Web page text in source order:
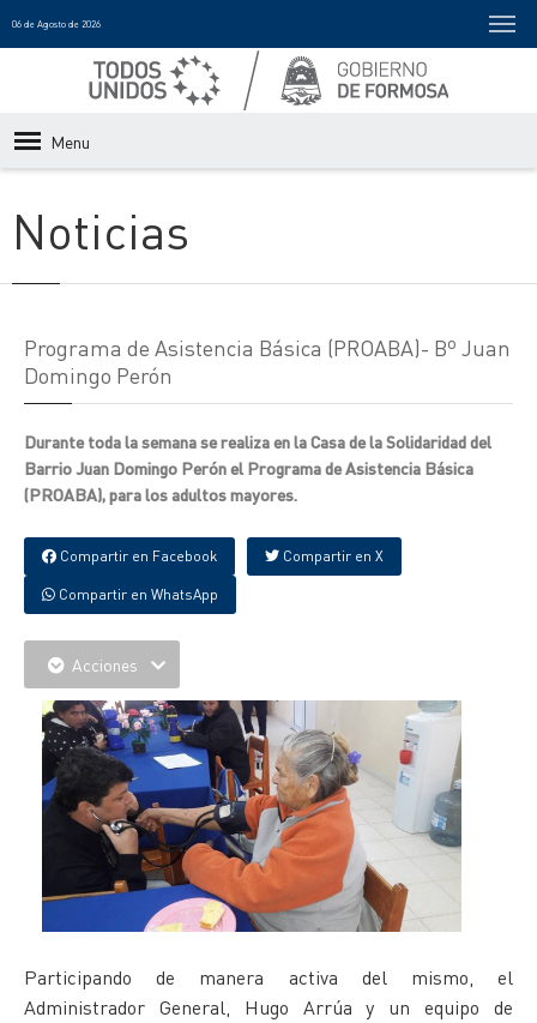
06 de Agosto de 2026
Menu
Noticias
Programa de Asistencia Básica (PROABA)- Bº Juan
Domingo Perón
Durante toda la semana se realiza en la Casa de la Solidaridad del
Barrio Juan Domingo Perón el Programa de Asistencia Básica
(PROABA), para los adultos mayores.
Compartir en Facebook Compartir en X
Compartir en WhatsApp
Acciones
Participando de manera activa del mismo, el
Administrador General, Hugo Arrúa y un equipo de